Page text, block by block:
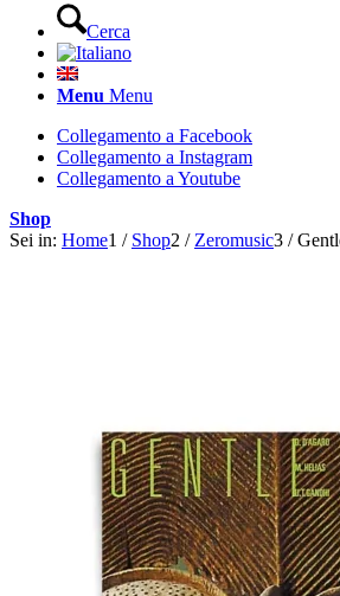
Cerca
Menu Menu
Collegamento a Facebook
Collegamento a Instagram
Collegamento a Youtube
Shop
Sei in: Home1 / Shop2 / Zeromusic3 /